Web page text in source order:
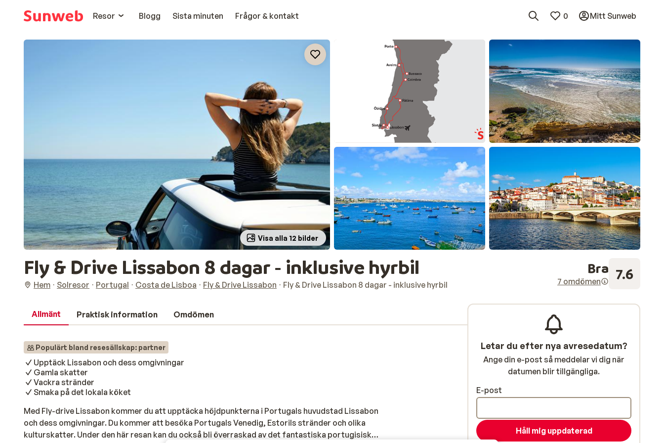
Resor
Blogg Sista minuten Frågor & kontakt 0 Mitt Sunweb
Visa alla 12 bilder
Fly & Drive Lissabon 8 dagar - inklusive hyrbil
Hem Solresor Portugal Costa de Lisboa Fly & Drive Lissabon Fly & Drive Lissabon 8 dagar - inklusive hyrbil
Bra
7 omdömen 7.6
Allmänt Praktisk information Omdömen
Populärt bland resesällskap: partner
Upptäck Lissabon och dess omgivningar
Gamla skatter
Vackra stränder
Smaka på det lokala köket
Med Fly-drive Lissabon kommer du att upptäcka höjdpunkterna i Portugals huvudstad Lissabon
och dess omgivningar. Du kommer att besöka Portugals Venedig, Estorils stränder och olika
kulturskatter. Under den här resan kan du också bli överraskad av det fantastiska portugisiska
Letar du efter nya avresedatum?
Ange din e-post så meddelar vi dig när
datumen blir tillgängliga.
E-post
Håll mig uppdaterad